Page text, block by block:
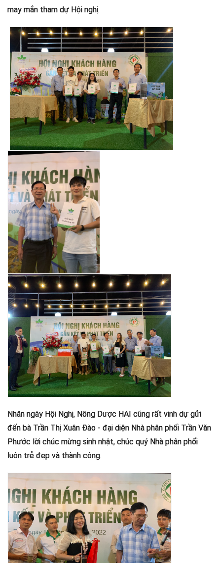
may mắn tham dự Hội nghị.
Nhân ngày Hội Nghị, Nông Dược HAI cũng rất vinh dự gửi
đến bà Trần Thị Xuân Đào - đại diện Nhà phân phối Trần Văn
Phước lời chúc mừng sinh nhật, chúc quý Nhà phân phối
luôn trẻ đẹp và thành công.